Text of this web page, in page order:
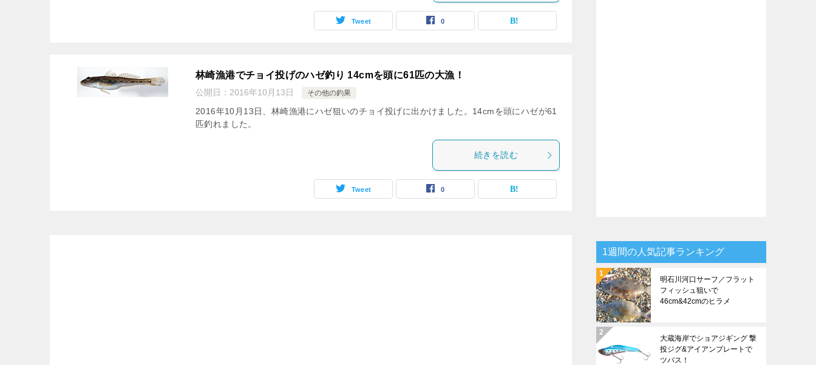
Tweet 0
林崎漁港でチョイ投げのハゼ釣り 14cmを頭に61匹の大漁！
公開日： 2016年10月13日 その他の釣果
2016年10月13日、林崎漁港にハゼ狙いのチョイ投げに出かけました。14cmを頭にハゼが61
匹釣れました。
続きを読む
Tweet 0
1週間の人気記事ランキング
明石川河口サーフ／フラット
フィッシュ狙いで
46cm&42cmのヒラメ
大蔵海岸でショアジギング 撃
投ジグ&アイアンプレートで
ツバス！